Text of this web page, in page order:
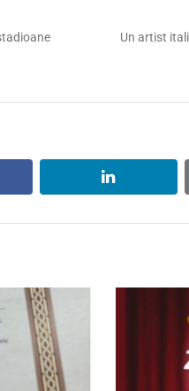
Next
Un artist
linkedin